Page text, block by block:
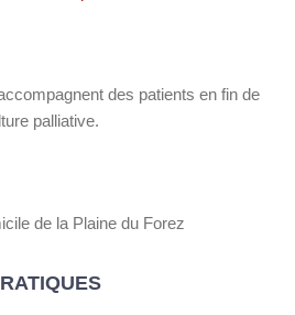
des patients en fin de
palliative.
de la Plaine du Forez